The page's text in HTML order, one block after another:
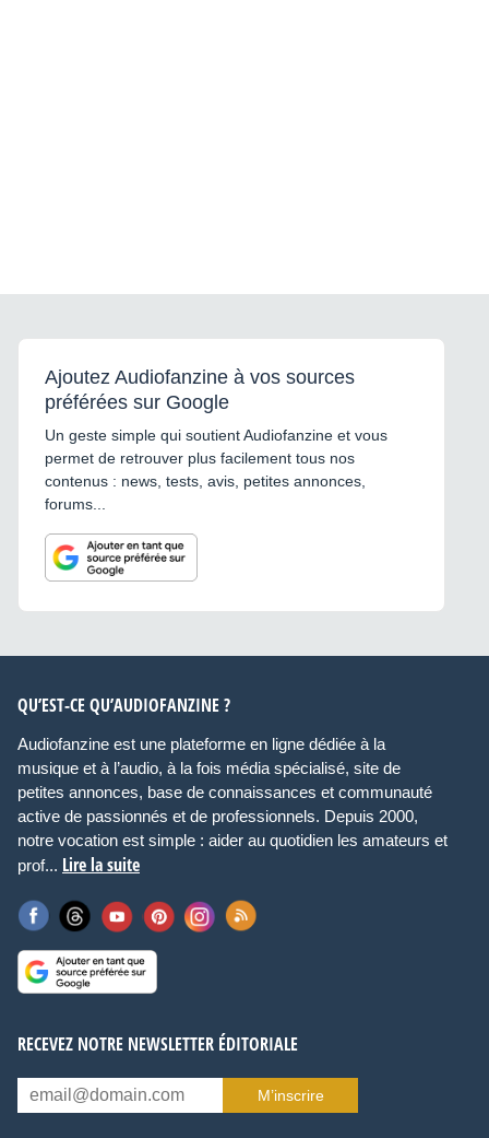
Ajoutez Audiofanzine à vos sources
préférées sur Google
Un geste simple qui soutient Audiofanzine et vous
permet de retrouver plus facilement tous nos
contenus : news, tests, avis, petites annonces,
forums...
QU’EST-CE QU’AUDIOFANZINE ?
Audiofanzine est une plateforme en ligne dédiée à la
musique et à l’audio, à la fois média spécialisé, site de
petites annonces, base de connaissances et communauté
active de passionnés et de professionnels. Depuis 2000,
notre vocation est simple : aider au quotidien les amateurs et
prof... Lire la suite
RECEVEZ NOTRE NEWSLETTER ÉDITORIALE
M’inscrire